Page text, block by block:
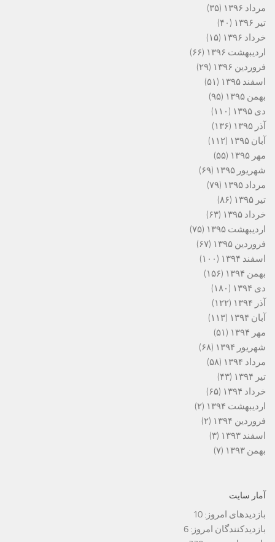
مرداد ۱۳۹۶
(۳۵)
تیر ۱۳۹۶
(۴۰)
خرداد ۱۳۹۶
(۱۵)
اردیبهشت ۱۳۹۶
(۶۶)
فروردین ۱۳۹۶
(۲۹)
اسفند ۱۳۹۵
(۵۱)
بهمن ۱۳۹۵
(۹۵)
دی ۱۳۹۵
(۱۱۰)
آذر ۱۳۹۵
(۱۳۶)
آبان ۱۳۹۵
(۱۱۲)
مهر ۱۳۹۵
(۵۵)
شهریور ۱۳۹۵
(۶۹)
مرداد ۱۳۹۵
(۷۹)
تیر ۱۳۹۵
(۸۶)
خرداد ۱۳۹۵
(۶۳)
اردیبهشت ۱۳۹۵
(۷۵)
فروردین ۱۳۹۵
(۶۷)
اسفند ۱۳۹۴
(۱۰۰)
بهمن ۱۳۹۴
(۱۵۶)
دی ۱۳۹۴
(۱۸۰)
آذر ۱۳۹۴
(۱۲۲)
آبان ۱۳۹۴
(۱۱۳)
مهر ۱۳۹۴
(۵۱)
شهریور ۱۳۹۴
(۶۸)
مرداد ۱۳۹۴
(۵۸)
تیر ۱۳۹۴
(۴۳)
خرداد ۱۳۹۴
(۶۵)
اردیبهشت ۱۳۹۴
(۲)
فروردین ۱۳۹۴
(۲)
اسفند ۱۳۹۳
(۳)
بهمن ۱۳۹۳
(۷)
آمار سایت
بازدیدهای امروز: 10
بازدیدکنندگان امروز: 6